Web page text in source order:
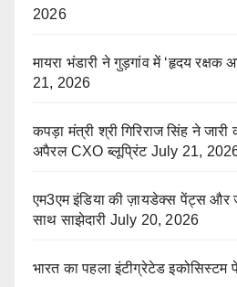
2026
मायरा भंडारी ने गुड़गांव में ‘हृदय रक्षक
21, 2026
कपड़ा मंत्री श्री गिरिराज सिंह ने
अपैरल CXO ब्लूप्रिंट July 21,
एम3एम इंडिया की ज़ायडेक्स पेंट्स और
साथ साझेदारी July 20, 2026
भारत का पहला इंटीग्रेटेड इकोसिस्टम